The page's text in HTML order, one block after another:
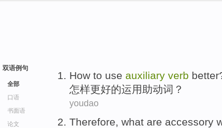
双语例句
全部
口语
书面语
论文
How to use auxiliary verb better
怎样更好的运用 助动词 ？
youdao
Therefore, what are accessory